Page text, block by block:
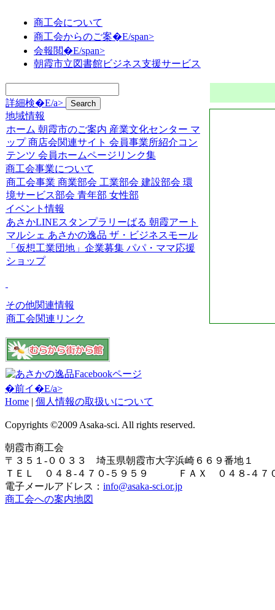
商工会について
商工会からのご案�E/span>
会報閲�E/span>
朝霞市立図書館ビジネス支援サービス
詳細検�E/a>
地域情報
ホーム 朝霞市のご案内 産業文化センター マ
ップ 商店会関連サイト 会員事業所紹介コン
テンツ 会員ホームページリンク集
商工会事業について
商工会事業 商業部会 工業部会 建設部会 環
境サービス部会 青年部 女性部
イベント情報
あさかLINEスタンプラリーばる 朝霞アート
マルシェ あさかの逸品 ザ・ビジネスモール
「仮想工業団地」企業募集 パパ・ママ応援
ショップ
その他関連情報
商工会関連リンク
�前イ�E/a>
Home | 個人情報の取扱いについて
Copyrights ©2009 Asaka-sci. All rights reserved.
朝霞市商工会
〒３５１-００３３ 埼玉県朝霞市大字浜崎６６９番地１
ＴＥＬ ０４８-４７０-５９５９ ＦＡＸ ０４８-４７
電子メールアドレス： info@asaka-sci.or.jp
商工会への案内地図